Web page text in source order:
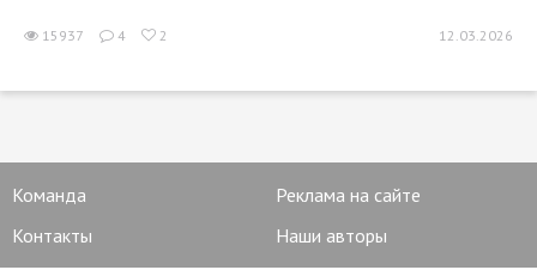
15937 4 2 12.03.2026
Команда
Реклама на сайте
Контакты
Наши авторы